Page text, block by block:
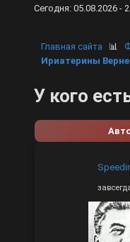
Сегодня: 05.08.2026 -
Главная сайта 📊
Ириатерины
У кого